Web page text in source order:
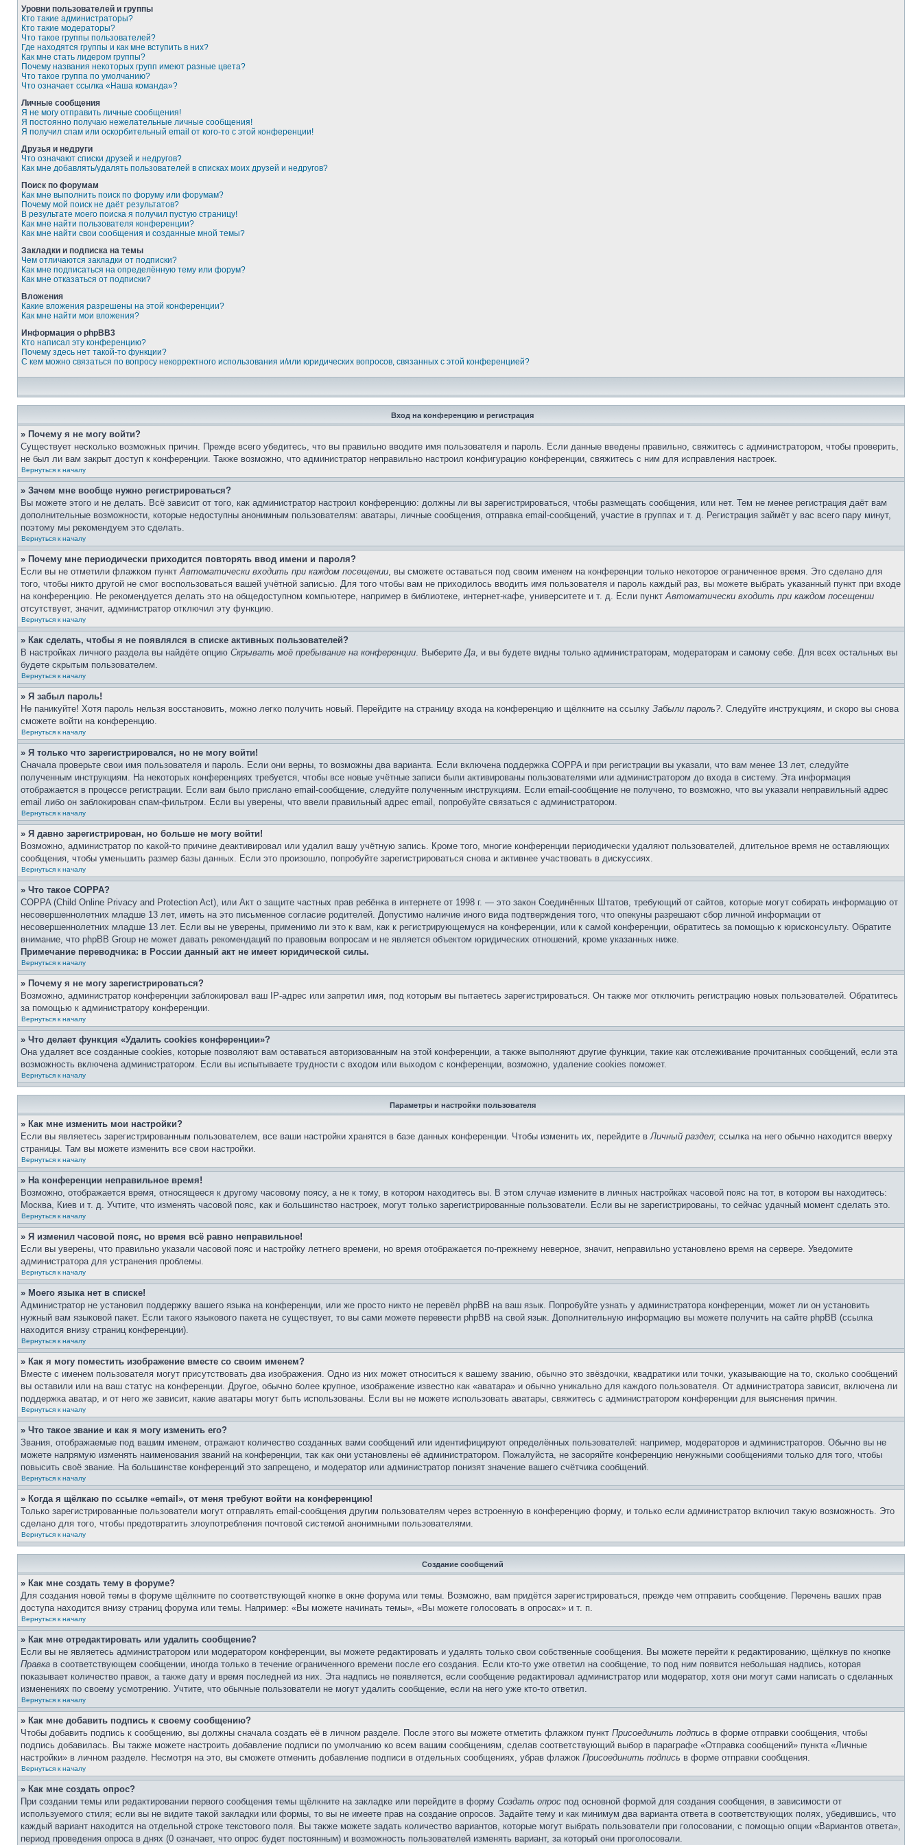
Уровни пользователей и группы
Кто такие администраторы?
Кто такие модераторы?
Что такое группы пользователей?
Где находятся группы и как мне вступить в них?
Как мне стать лидером группы?
Почему названия некоторых групп имеют разные цвета?
Что такое группа по умолчанию?
Что означает ссылка «Наша команда»?
Личные сообщения
Я не могу отправить личные сообщения!
Я постоянно получаю нежелательные личные сообщения!
Я получил спам или оскорбительный email от кого-то с этой конференции!
Друзья и недруги
Что означают списки друзей и недругов?
Как мне добавлять/удалять пользователей в списках моих друзей и недругов?
Поиск по форумам
Как мне выполнить поиск по форуму или форумам?
Почему мой поиск не даёт результатов?
В результате моего поиска я получил пустую страницу!
Как мне найти пользователя конференции?
Как мне найти свои сообщения и созданные мной темы?
Закладки и подписка на темы
Чем отличаются закладки от подписки?
Как мне подписаться на определённую тему или форум?
Как мне отказаться от подписки?
Вложения
Какие вложения разрешены на этой конференции?
Как мне найти мои вложения?
Информация о phpBB3
Кто написал эту конференцию?
Почему здесь нет такой-то функции?
С кем можно связаться по вопросу некорректного использования и/или юридических вопросов, связанных с этой конференцией?
Вход на конференцию и регистрация
» Почему я не могу войти?
Существует несколько возможных причин. Прежде всего убедитесь, что вы правильно вводите имя пользователя и пароль. Если данные введены правильно, свяжитесь с администратором, чтобы проверить,
не был ли вам закрыт доступ к конференции. Также возможно, что администратор неправильно настроил конфигурацию конференции, свяжитесь с ним для исправления настроек.
Вернуться к началу
» Зачем мне вообще нужно регистрироваться?
Вы можете этого и не делать. Всё зависит от того, как администратор настроил конференцию: должны ли вы зарегистрироваться, чтобы размещать сообщения, или нет. Тем не менее регистрация даёт вам
дополнительные возможности, которые недоступны анонимным пользователям: аватары, личные сообщения, отправка email-сообщений, участие в группах и т. д. Регистрация займёт у вас всего пару минут,
поэтому мы рекомендуем это сделать.
Вернуться к началу
» Почему мне периодически приходится повторять ввод имени и пароля?
Если вы не отметили флажком пунктАвтоматически входить при каждом посещении, вы сможете оставаться под своим именем на конференции только некоторое ограниченное время. Это сделано для
того, чтобы никто другой не смог воспользоваться вашей учётной записью. Для того чтобы вам не приходилось вводить имя пользователя и пароль каждый раз, вы можете выбрать указанный пункт при входе
на конференцию. Не рекомендуется делать это на общедоступном компьютере, например в библиотеке, интернет-кафе, университете и т. д. Если пунктАвтоматически входить при каждом посещении
отсутствует, значит, администратор отключил эту функцию.
Вернуться к началу
» Как сделать, чтобы я не появлялся в списке активных пользователей?
В настройках личного раздела вы найдёте опцию Скрывать моё пребывание на конференции. ВыберитеДа, и вы будете видны только администраторам, модераторам и самому себе. Для всех остальных вы
будете скрытым пользователем.
Вернуться к началу
» Я забыл пароль!
Не паникуйте! Хотя пароль нельзя восстановить, можно легко получить новый. Перейдите на страницу входа на конференцию и щёлкните на ссылку Забыли пароль?. Следуйте инструкциям, и скоро вы снова
сможете войти на конференцию.
Вернуться к началу
» Я только что зарегистрировался, но не могу войти!
Сначала проверьте свои имя пользователя и пароль. Если они верны, то возможны два варианта. Если включена поддержка COPPA и при регистрации вы указали, что вам менее 13 лет, следуйте
полученным инструкциям. На некоторых конференциях требуется, чтобы все новые учётные записи были активированы пользователями или администратором до входа в систему. Эта информация
отображается в процессе регистрации. Если вам было прислано email-сообщение, следуйте полученным инструкциям. Если email-сообщение не получено, то возможно, что вы указали неправильный адрес
email либо он заблокирован спам-фильтром. Если вы уверены, что ввели правильный адрес email, попробуйте связаться с администратором.
Вернуться к началу
» Я давно зарегистрирован, но больше не могу войти!
Возможно, администратор по какой-то причине деактивировал или удалил вашу учётную запись. Кроме того, многие конференции периодически удаляют пользователей, длительное время не оставляющих
сообщения, чтобы уменьшить размер базы данных. Если это произошло, попробуйте зарегистрироваться снова и активнее участвовать в дискуссиях.
Вернуться к началу
» Что такое COPPA?
COPPA (Child Online Privacy and Protection Act), или Акт о защите частных прав ребёнка в интернете от 1998 г. — это закон Соединённых Штатов, требующий от сайтов, которые могут собирать информацию от
несовершеннолетних младше 13 лет, иметь на это письменное согласие родителей. Допустимо наличие иного вида подтверждения того, что опекуны разрешают сбор личной информации от
несовершеннолетних младше 13 лет. Если вы не уверены, применимо ли это к вам, как к регистрирующемуся на конференции, или к самой конференции, обратитесь за помощью к юрисконсульту. Обратите
внимание, что phpBB Group не может давать рекомендаций по правовым вопросам и не является объектом юридических отношений, кроме указанных ниже.
Примечание переводчика: в России данный акт не имеет юридической силы.
Вернуться к началу
» Почему я не могу зарегистрироваться?
Возможно, администратор конференции заблокировал ваш IP-адрес или запретил имя, под которым вы пытаетесь зарегистрироваться. Он также мог отключить регистрацию новых пользователей. Обратитесь
за помощью к администратору конференции.
Вернуться к началу
» Что делает функция «Удалить cookies конференции»?
Она удаляет все созданные cookies, которые позволяют вам оставаться авторизованным на этой конференции, а также выполняют другие функции, такие как отслеживание прочитанных сообщений, если эта
возможность включена администратором. Если вы испытываете трудности с входом или выходом с конференции, возможно, удаление cookies поможет.
Вернуться к началу
Параметры и настройки пользователя
» Как мне изменить мои настройки?
Если вы являетесь зарегистрированным пользователем, все ваши настройки хранятся в базе данных конференции. Чтобы изменить их, перейдите вЛичный раздел; ссылка на него обычно находится вверху
страницы. Там вы можете изменить все свои настройки.
Вернуться к началу
» На конференции неправильное время!
Возможно, отображается время, относящееся к другому часовому поясу, а не к тому, в котором находитесь вы. В этом случае измените в личных настройках часовой пояс на тот, в котором вы находитесь:
Москва, Киев и т. д. Учтите, что изменять часовой пояс, как и большинство настроек, могут только зарегистрированные пользователи. Если вы не зарегистрированы, то сейчас удачный момент сделать это.
Вернуться к началу
» Я изменил часовой пояс, но время всё равно неправильное!
Если вы уверены, что правильно указали часовой пояс и настройку летнего времени, но время отображается по-прежнему неверное, значит, неправильно установлено время на сервере. Уведомите
администратора для устранения проблемы.
Вернуться к началу
» Моего языка нет в списке!
Администратор не установил поддержку вашего языка на конференции, или же просто никто не перевёл phpBB на ваш язык. Попробуйте узнать у администратора конференции, может ли он установить
нужный вам языковой пакет. Если такого языкового пакета не существует, то вы сами можете перевести phpBB на свой язык. Дополнительную информацию вы можете получить на сайте phpBB (ссылка
находится внизу страниц конференции).
Вернуться к началу
» Как я могу поместить изображение вместе со своим именем?
Вместе с именем пользователя могут присутствовать два изображения. Одно из них может относиться к вашему званию, обычно это звёздочки, квадратики или точки, указывающие на то, сколько сообщений
вы оставили или на ваш статус на конференции. Другое, обычно более крупное, изображение известно как «аватара» и обычно уникально для каждого пользователя. От администратора зависит, включена ли
поддержка аватар, и от него же зависит, какие аватары могут быть использованы. Если вы не можете использовать аватары, свяжитесь с администратором конференции для выяснения причин.
Вернуться к началу
» Что такое звание и как я могу изменить его?
Звания, отображаемые под вашим именем, отражают количество созданных вами сообщений или идентифицируют определённых пользователей: например, модераторов и администраторов. Обычно вы не
можете напрямую изменять наименования званий на конференции, так как они установлены её администратором. Пожалуйста, не засоряйте конференцию ненужными сообщениями только для того, чтобы
повысить своё звание. На большинстве конференций это запрещено, и модератор или администратор понизят значение вашего счётчика сообщений.
Вернуться к началу
» Когда я щёлкаю по ссылке «email», от меня требуют войти на конференцию!
Только зарегистрированные пользователи могут отправлять email-сообщения другим пользователям через встроенную в конференцию форму, и только если администратор включил такую возможность. Это
сделано для того, чтобы предотвратить злоупотребления почтовой системой анонимными пользователями.
Вернуться к началу
Создание сообщений
» Как мне создать тему в форуме?
Для создания новой темы в форуме щёлкните по соответствующей кнопке в окне форума или темы. Возможно, вам придётся зарегистрироваться, прежде чем отправить сообщение. Перечень ваших прав
доступа находится внизу страниц форума или темы. Например: «Вы можете начинать темы», «Вы можете голосовать в опросах» и т. п.
Вернуться к началу
» Как мне отредактировать или удалить сообщение?
Если вы не являетесь администратором или модератором конференции, вы можете редактировать и удалять только свои собственные сообщения. Вы можете перейти к редактированию, щёлкнув по кнопке
Правка в соответствующем сообщении, иногда только в течение ограниченного времени после его создания. Если кто-то уже ответил на сообщение, то под ним появится небольшая надпись, которая
показывает количество правок, а также дату и время последней из них. Эта надпись не появляется, если сообщение редактировал администратор или модератор, хотя они могут сами написать о сделанных
изменениях по своему усмотрению. Учтите, что обычные пользователи не могут удалить сообщение, если на него уже кто-то ответил.
Вернуться к началу
» Как мне добавить подпись к своему сообщению?
Чтобы добавить подпись к сообщению, вы должны сначала создать её в личном разделе. После этого вы можете отметить флажком пункт Присоединить подпись в форме отправки сообщения, чтобы
подпись добавилась. Вы также можете настроить добавление подписи по умолчанию ко всем вашим сообщениям, сделав соответствующий выбор в параграфе «Отправка сообщений» пункта «Личные
настройки» в личном разделе. Несмотря на это, вы сможете отменить добавление подписи в отдельных сообщениях, убрав флажок Присоединить подпись в форме отправки сообщения.
Вернуться к началу
» Как мне создать опрос?
При создании темы или редактировании первого сообщения темы щёлкните на закладке или перейдите в форму Создать опрос под основной формой для создания сообщения, в зависимости от
используемого стиля; если вы не видите такой закладки или формы, то вы не имеете прав на создание опросов. Задайте тему и как минимум два варианта ответа в соответствующих полях, убедившись, что
каждый вариант находится на отдельной строке текстового поля. Вы также можете задать количество вариантов, которые могут выбрать пользователи при голосовании, с помощью опции «Вариантов ответа»,
период проведения опроса в днях (0 означает, что опрос будет постоянным) и возможность пользователей изменять вариант, за который они проголосовали.